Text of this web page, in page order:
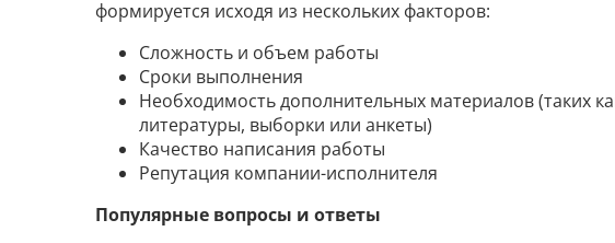
формируется исходя из нескольких факторов:
Сложность и объем работы
Сроки выполнения
Необходимость дополнительных материалов (таких
литературы, выборки или анкеты)
Качество написания работы
Репутация компании-исполнителя
Популярные вопросы и ответы